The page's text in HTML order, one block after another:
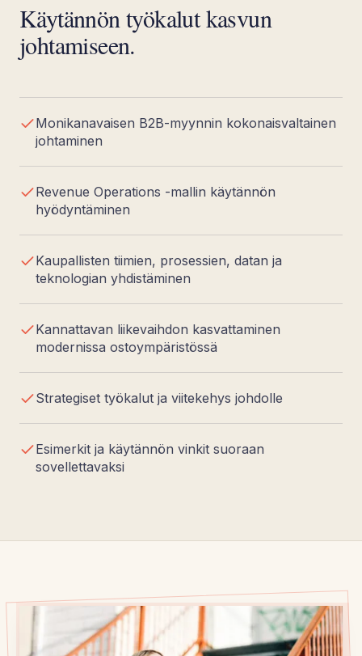
Käytännön työkalut kasvun
johtamiseen.
Monikanavaisen B2B-myynnin kokonaisvaltainen
johtaminen
Revenue Operations -mallin käytännön
hyödyntäminen
Kaupallisten tiimien, prosessien, datan ja
teknologian yhdistäminen
Kannattavan liikevaihdon kasvattaminen
modernissa ostoympäristössä
Strategiset työkalut ja viitekehys johdolle
Esimerkit ja käytännön vinkit suoraan
sovellettavaksi